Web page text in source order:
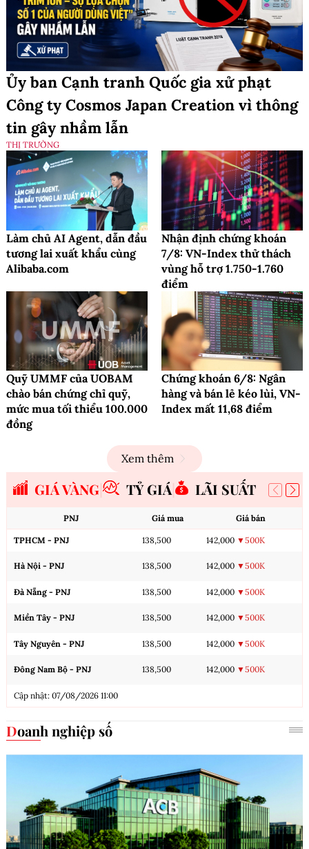
Ủy ban Cạnh tranh Quốc gia xử phạt
Công ty Cosmos Japan Creation vì thông
tin gây nhầm lẫn
THỊ TRƯỜNG
Làm chủ AI Agent, dẫn đầu
tương lai xuất khẩu cùng
Alibaba.com
Nhận định chứng khoán
7/8: VN-Index thử thách
vùng hỗ trợ 1.750-1.760
điểm
Quỹ UMMF của UOBAM
chào bán chứng chỉ quỹ,
mức mua tối thiểu 100.000
đồng
Chứng khoán 6/8: Ngân
hàng và bán lẻ kéo lùi, VN-
Index mất 11,68 điểm
Xem thêm
GIÁ VÀNG TỶ GIÁ LÃI SUẤT
PNJ Giá mua Giá bán
TPHCM - PNJ 138,500 142,000 ▼500K
Hà Nội - PNJ 138,500 142,000 ▼500K
Đà Nẵng - PNJ 138,500 142,000 ▼500K
Miền Tây - PNJ 138,500 142,000 ▼500K
Tây Nguyên - PNJ 138,500 142,000 ▼500K
Đông Nam Bộ - PNJ 138,500 142,000 ▼500K
Cập nhật: 07/08/2026 11:00
Doanh nghiệp số